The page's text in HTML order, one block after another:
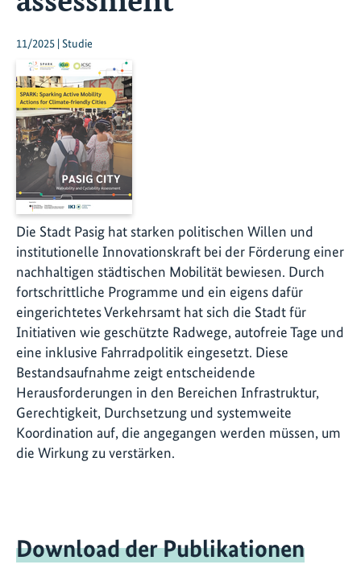
11/2025 | Studie
Die Stadt Pasig hat starken politischen Willen und
institutionelle Innovationskraft bei der Förderung einer
nachhaltigen städtischen Mobilität bewiesen. Durch
fortschrittliche Programme und ein eigens dafür
eingerichtetes Verkehrsamt hat sich die Stadt für
Initiativen wie geschützte Radwege, autofreie Tage und
eine inklusive Fahrradpolitik eingesetzt. Diese
Bestandsaufnahme zeigt entscheidende
Herausforderungen in den Bereichen Infrastruktur,
Gerechtigkeit, Durchsetzung und systemweite
Koordination auf, die angegangen werden müssen, um
die Wirkung zu verstärken.
Download der Publikationen